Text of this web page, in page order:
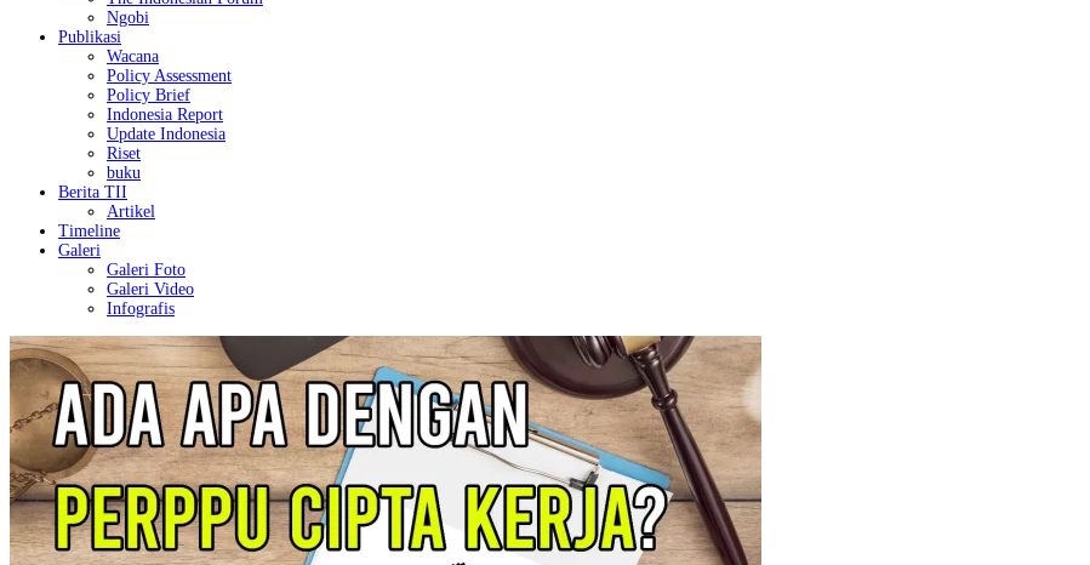
Ngobi
Publikasi
Wacana
Policy Assessment
Policy Brief
Indonesia Report
Update Indonesia
Riset
buku
Berita TII
Artikel
Timeline
Galeri
Galeri Foto
Galeri Video
Infografis